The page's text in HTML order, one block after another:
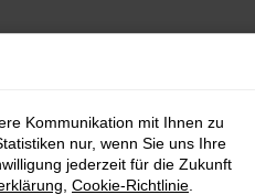
Kommunikation mit Ihnen zu
nur, wenn Sie uns Ihre
jederzeit für die Zukunft
Cookie-Richtlinie